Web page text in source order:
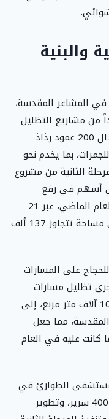
والبنية
المشاعر المقدسة،
من مشاريع التظليل
والتشجير وتلطيف الأجواء، شملت استبدال 200 عمود رذاذ
بما يخدم نحو
الثانية من مشروع
أسهم في رفع
الاستفادة إلى خمسة أضعاف مقارنة بالعام الماضي، عبر 21
مظلة وأكثر من 200 مروحة رذاذ تغطي مساحة تتجاوز 137 ألف
على المسارات
بنسبة 220%، وجرى تظليل مسارات
المشاة في مشعر منى على مساحة 103 آلاف متر مربع، إلى
المقدسة، مما جعل
كانت عليه في العام
مستشفى الطوارئ في
مشعر منى بطاقة استيعابية تصل إلى 400 سرير، وتطوير